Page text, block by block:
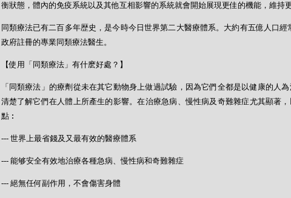
衡狀態，體內的免疫系統以及其他互相影響的系統就會開始展現更佳的機能，維持
同類療法已有二百多年歴史，是今時今日世界第二大醫療體系。大約有五億人口經
政府註冊的專業同類療法醫生。
【使用「同類療法」有什麽好處？】
「同類療法」的療劑從未在其它動物身上做過試驗，因為它們全都是以健康的人
清楚了解它們在人體上所產生的影響。在治療急病、慢性病及奇難雜症尤其顯著
點︰
--- 世界上最省錢及又最有效的醫療體系
--- 能够安全有效地治療各種急病、慢性病和奇難雜症
--- 絕無任何副作用，不會傷害身體